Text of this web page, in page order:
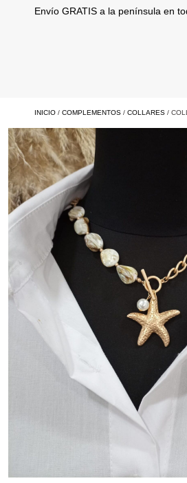
Envío GRATIS a la península en
INICIO / COMPLEMENTOS / COLLARES /